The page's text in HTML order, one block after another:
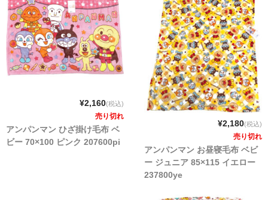
¥2,160(税込)
売り切れ
アンパンマン ひざ掛け毛布 ベ
ビー 70×100 ピンク 207600pi
¥2,180(税込)
売り切れ
アンパンマン お昼寝毛布 ベビ
ー ジュニア 85×115 イエロー
237800ye